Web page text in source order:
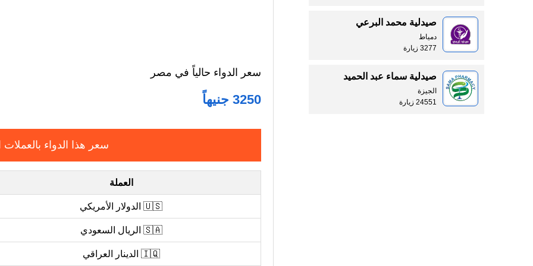
سعر الدواء حالياً في مصر
3250 جنيهاً
سعر هذا الدواء بالعملات
العملة
🇺🇸 الدولار الأمريكي
🇸🇦 الريال السعودي
🇮🇶 الدينار العراقي
صيدلية محمد البرعي
دمياط
3277 زيارة
صيدلية سماء عبد الحميد
الجيزة
24551 زيارة